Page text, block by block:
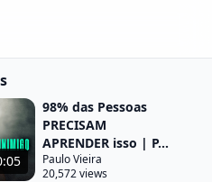
98% das Pessoas
PRECISAM
APRENDER isso | P...
Paulo Vieira
20,572 views